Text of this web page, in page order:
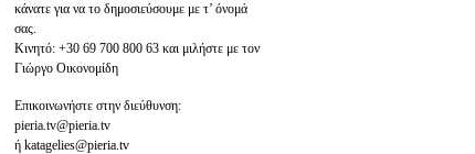
κάνατε για να το δημοσιεύσουμε με τ’ όνομά
σας.
Κινητό: +30 69 700 800 63 και μιλήστε με τον
Γιώργο Οικονομίδη
Επικοινωνήστε στην διεύθυνση:
pieria.tv@pieria.tv
ή katagelies@pieria.tv